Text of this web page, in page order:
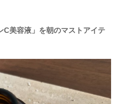
C美容液」を朝のマストアイテ